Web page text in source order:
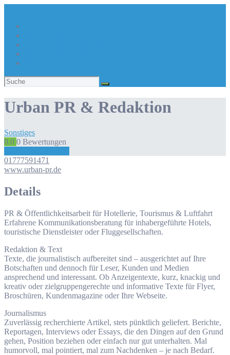
Suchen
nach:
Urban PR & Redaktion
Sonstiges
0.0 0 Bewertungen
01777591471
www.urban-pr.de
Details
PR & Öffentlichkeitsarbeit für Hotellerie, Tourismus & Luftfahrt
Erfahrene Kommunikationsberatung für inhabergeführte Hotels,
touristische Dienstleister oder Fluggesellschaften.
Redaktion & Text
Texte, die journalistisch aufbereitet sind – ausgerichtet auf Ihre
Botschaften und dennoch für Leser, Kunden und Medien
ansprechend und interessant. Ob Anzeigentexte, kurz, knackig und
kreativ oder zielgruppengerechte und informative Texte für Flyer,
Broschüren, Kundenmagazine oder Ihre Webseite.
Journalismus
Zuverlässig recherchierte Artikel, stets pünktlich geliefert. Berichte,
Reportagen, Interviews oder Essays, die den Dingen auf den Grund
gehen, Position beziehen oder einfach nur gut unterhalten. Mal
humorvoll, mal pointiert, mal zum Nachdenken – je nach Bedarf.